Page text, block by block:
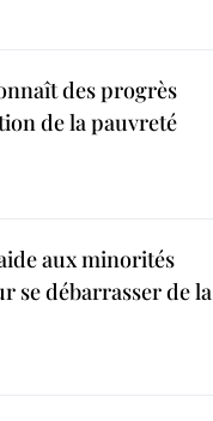
des progrès
de la pauvreté
aux minorités
se débarrasser de la